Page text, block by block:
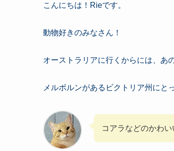
こんにちは！Rieです。
動物好きのみなさん！
オーストラリアに行くからには、あ
メルボルンがあるビクトリア州にと
コアラなどのかわ